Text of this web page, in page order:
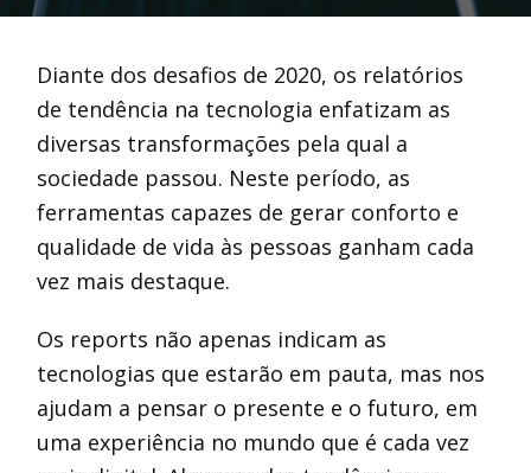
Diante dos desafios de 2020, os relatórios
de tendência na tecnologia enfatizam as
diversas transformações pela qual a
sociedade passou. Neste período, as
ferramentas capazes de gerar conforto e
qualidade de vida às pessoas ganham cada
vez mais destaque.
Os reports não apenas indicam as
tecnologias que estarão em pauta, mas nos
ajudam a pensar o presente e o futuro, em
uma experiência no mundo que é cada vez